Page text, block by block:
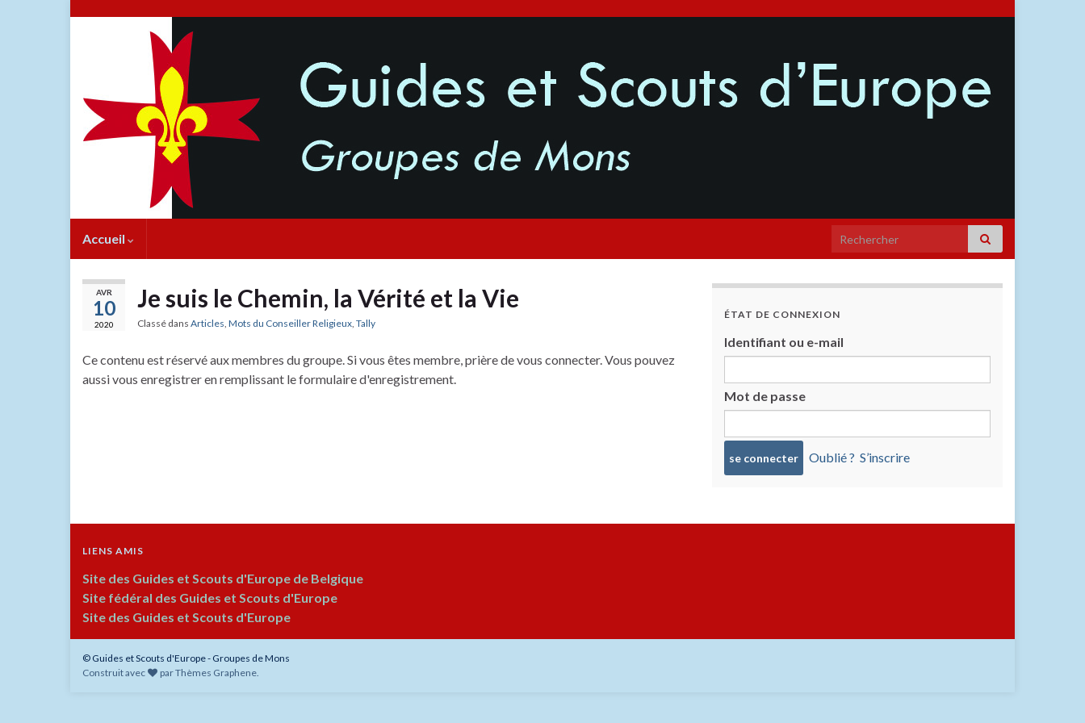
Accueil
AVR
10
2020
Je suis le Chemin, la Vérité et la Vie
Classé dans Articles, Mots du Conseiller Religieux, Tally
Ce contenu est réservé aux membres du groupe. Si vous êtes membre, prière de vous connecter. Vous pouvez
aussi vous enregistrer en remplissant le formulaire d'enregistrement.
ÉTAT DE CONNEXION
Identifiant ou e-mail
Mot de passe
Oublié ? S’inscrire
LIENS AMIS
Site des Guides et Scouts d'Europe de Belgique
Site fédéral des Guides et Scouts d'Europe
Site des Guides et Scouts d'Europe
© Guides et Scouts d'Europe - Groupes de Mons
Construit avec
parThèmes Graphene.